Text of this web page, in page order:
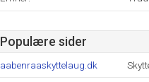
Populære sider
aabenraaskyttelaug.dk